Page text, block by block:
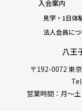
八王
〒192-0072 東
営業時間：月〜
入会案内
見学・1日体
法人会員に